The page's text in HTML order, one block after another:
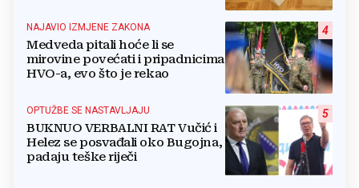
4
NAJAVIO IZMJENE ZAKONA
Medveda pitali hoće li se
mirovine povećati i pripadnicima
HVO-a, evo što je rekao
5
OPTUŽBE SE NASTAVLJAJU
BUKNUO VERBALNI RAT Vučić i
Helez se posvađali oko Bugojna,
padaju teške riječi